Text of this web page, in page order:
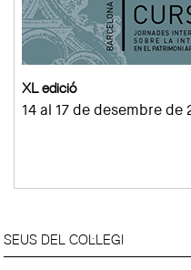
XL edició
14 al 17 de desembre de
SEUS DEL COL·LEGI